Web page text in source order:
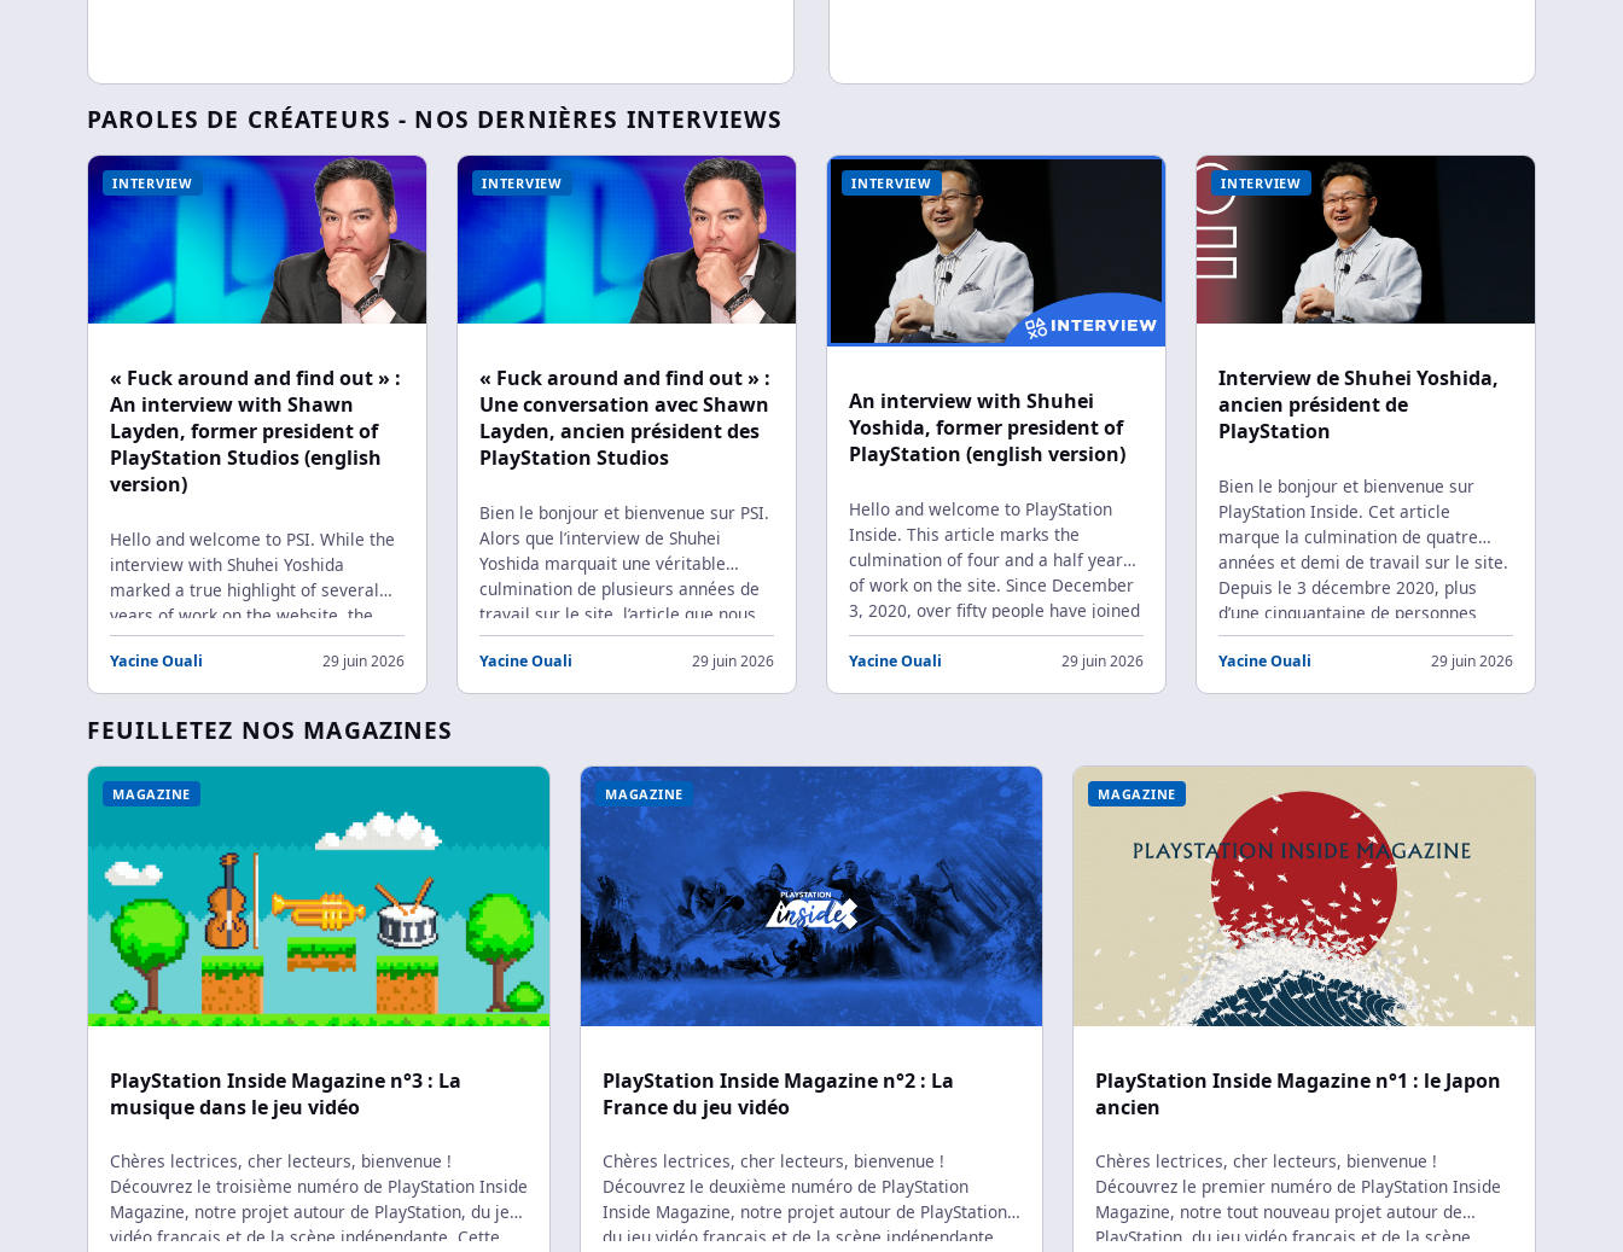
PAROLES DE CRÉATEURS - NOS DERNIÈRES INTERVIEWS
INTERVIEW
« Fuck around and find out » :
An interview with Shawn
Layden, former president of
PlayStation Studios (english
version)
Hello and welcome to PSI. While the
interview with Shuhei Yoshida
marked a true highlight of several
years of work on the website, the
article we are presenting today
represents a continuation of that
effort. Over the past few months, we
interviews with major figures in the
video game industry, […]
Yacine Ouali 29 juin 2026
INTERVIEW
« Fuck around and find out » :
Une conversation avec Shawn
Layden, ancien président des
PlayStation Studios
Bien le bonjour et bienvenue sur PSI.
Alors que l’interview de Shuhei
Yoshida marquait une véritable
culmination de plusieurs années de
travail sur le site, l’article que nous
vous proposons aujourd’hui incarne
désormais une continuité. Depuis
quelques mois, nous avons en effet
Kitamura (compositrice […]
Yacine Ouali 29 juin 2026
INTERVIEW
An interview with Shuhei
Yoshida, former president of
PlayStation (english version)
Hello and welcome to PlayStation
Inside. This article marks the
culmination of four and a half years
of work on the site. Since December
3, 2020, over fifty people have joined
the team, we’ve published three
magazines, two documentaries… and
Entertainment) and a […]
Yacine Ouali 29 juin 2026
INTERVIEW
Interview de Shuhei Yoshida,
ancien président de
PlayStation
Bien le bonjour et bienvenue sur
PlayStation Inside. Cet article
marque la culmination de quatre
années et demi de travail sur le site.
Depuis le 3 décembre 2020, plus
d’une cinquantaine de personnes
sont passées dans l’équipe, nous
avons publié trois magazines, deux
documentaires… et désormais cette
Yacine Ouali 29 juin 2026
FEUILLETEZ NOS MAGAZINES
MAGAZINE
PlayStation Inside Magazine n°3 : La
musique dans le jeu vidéo
Chères lectrices, cher lecteurs, bienvenue !
Découvrez le troisième numéro de PlayStation Inside
Magazine, notre projet autour de PlayStation, du jeu
vidéo français et de la scène indépendante. Cette
MAGAZINE
PlayStation Inside Magazine n°2 : La
France du jeu vidéo
Chères lectrices, cher lecteurs, bienvenue !
Découvrez le deuxième numéro de PlayStation
Inside Magazine, notre projet autour de PlayStation,
du jeu vidéo français et de la scène indépendante.
MAGAZINE
PlayStation Inside Magazine n°1 : le Japon
ancien
Chères lectrices, cher lecteurs, bienvenue !
Découvrez le premier numéro de PlayStation Inside
Magazine, notre tout nouveau projet autour de
PlayStation, du jeu vidéo français et de la scène